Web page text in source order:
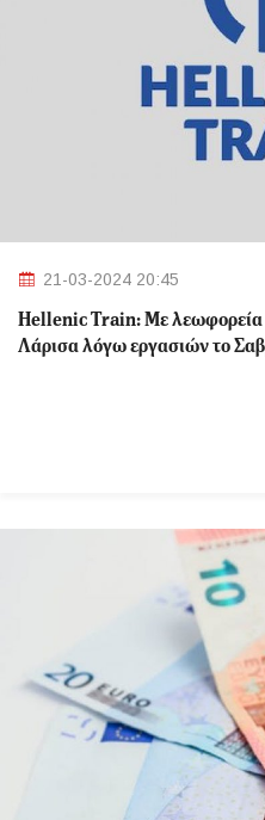
21-03-2024 20:45
Hellenic Train: Με
Λάρισα λόγω εργασιών το